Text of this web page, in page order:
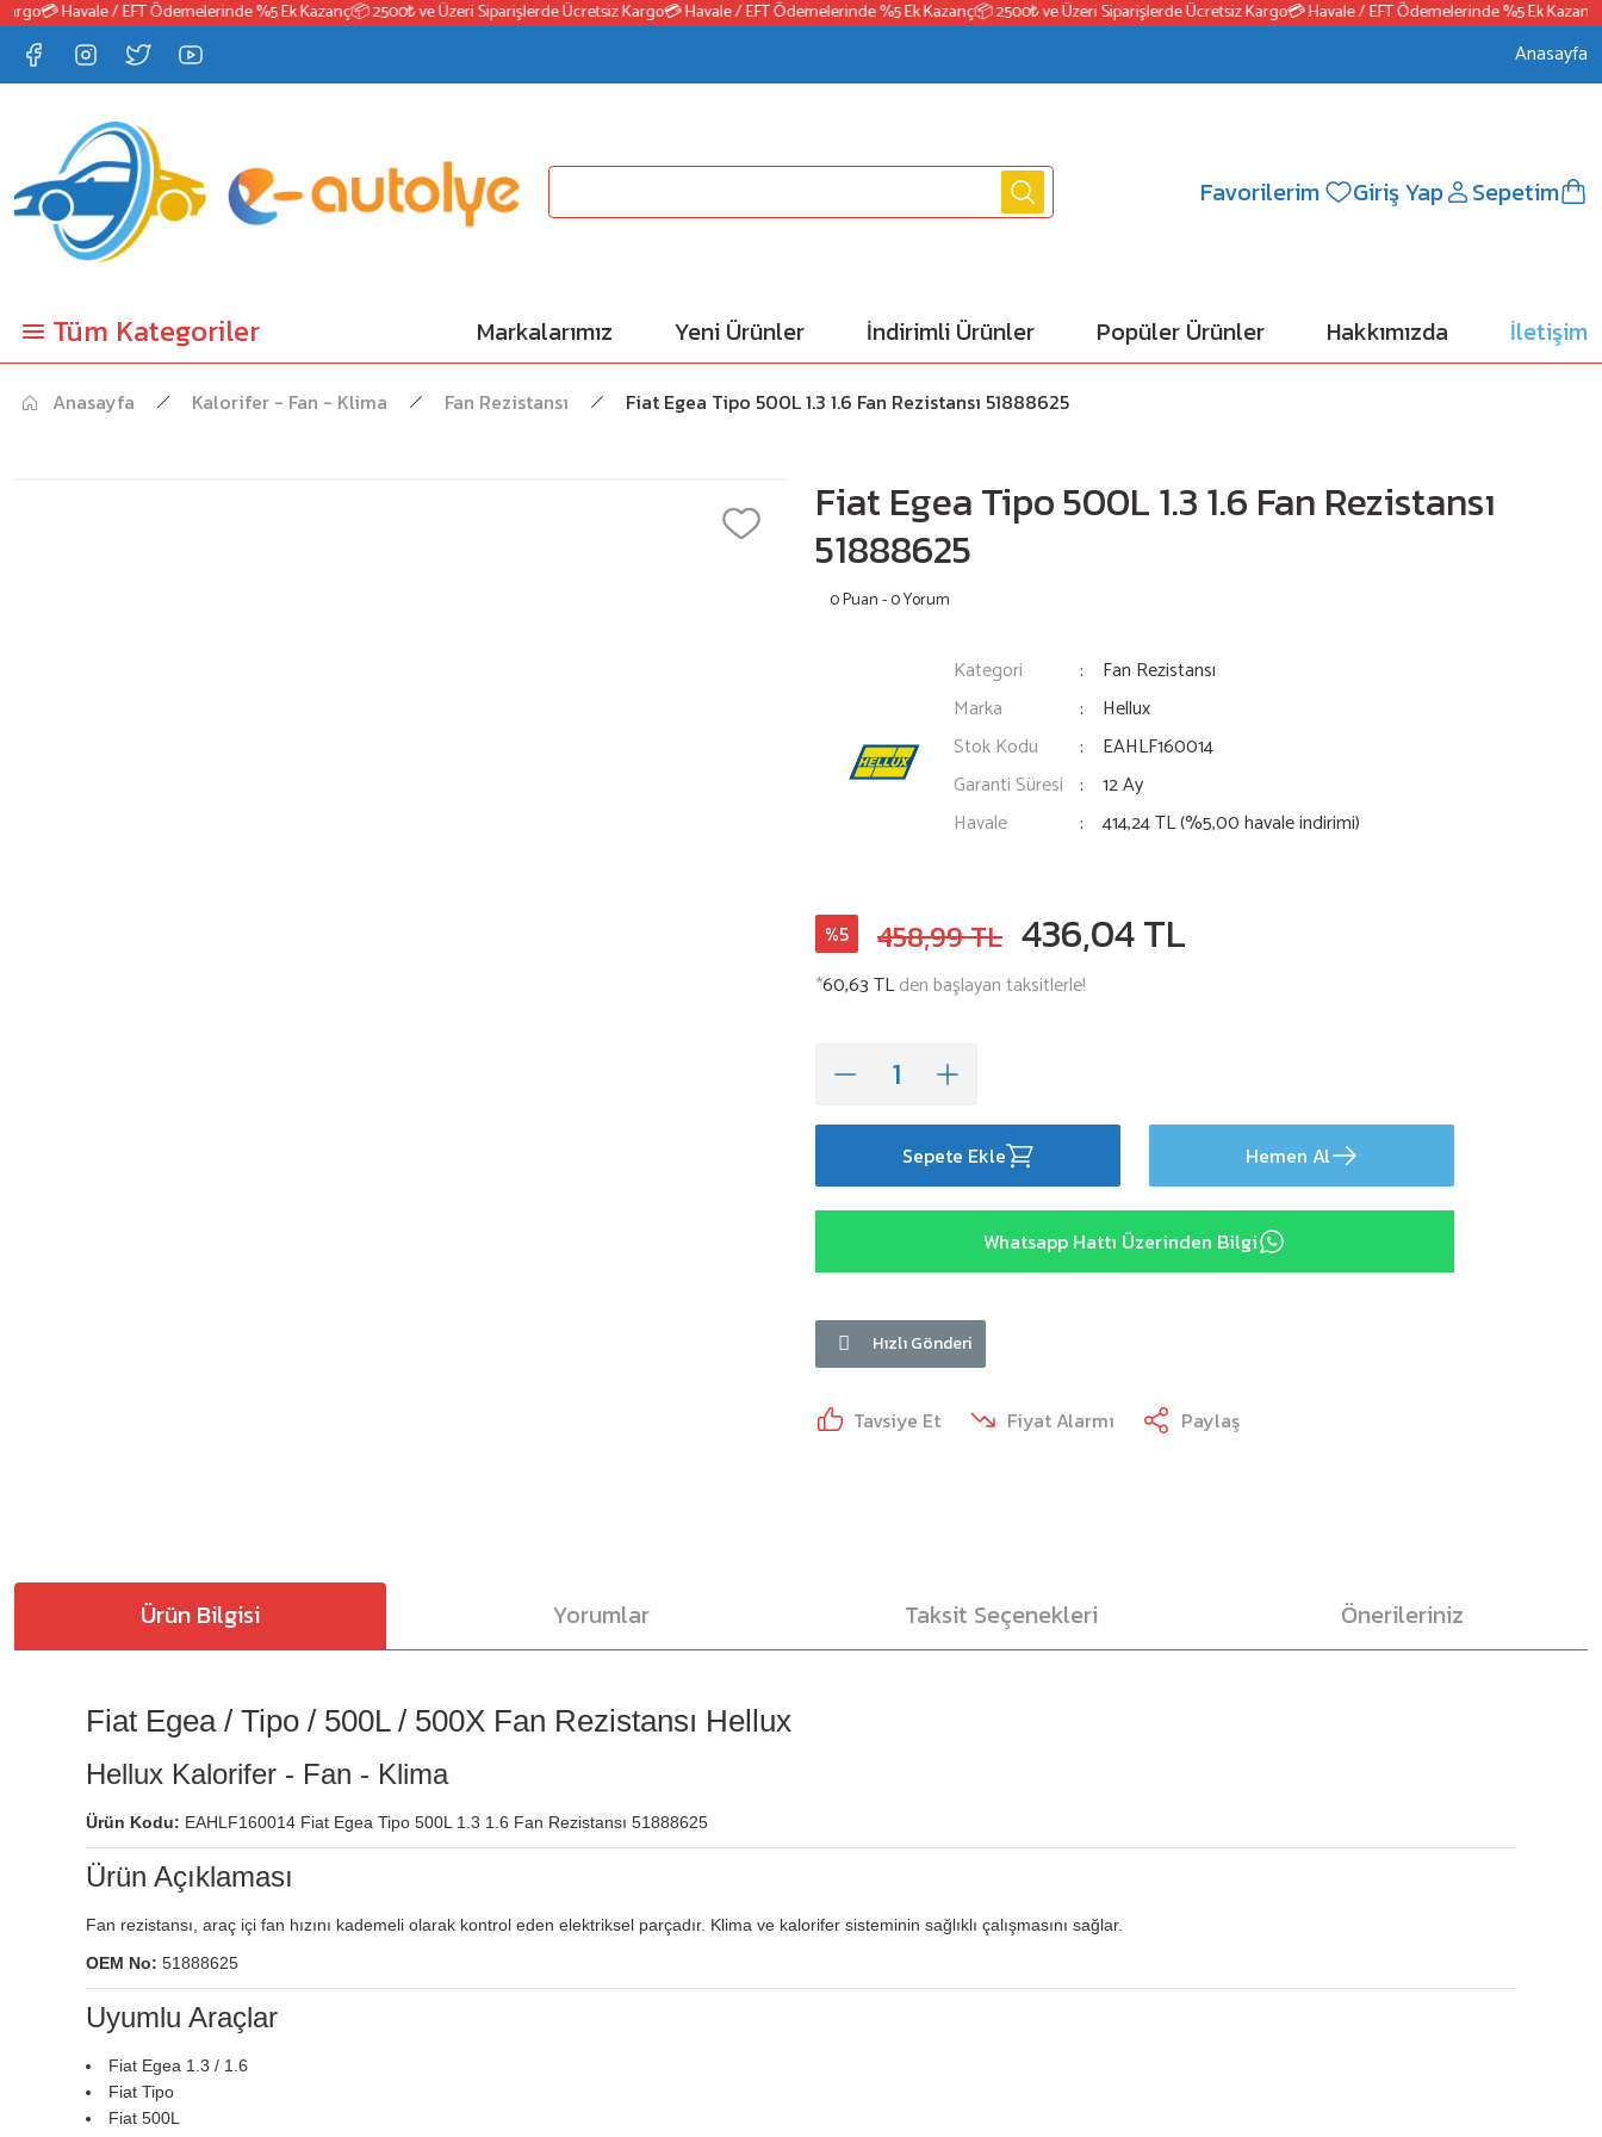
💳 Havale / EFT Ödemelerinde %5 Ek Kazanç📦 2500₺ ve Üzeri Siparişlerde Ücretsiz Kargo💳 Havale / EFT Ödemelerinde %5 Ek Kazanç📦 2500₺ ve Üzeri Siparişlerde Ücretsiz Kargo💳 Havale / EFT Ödemelerinde %5 Ek Kazanç
Anasayfa
Favorilerim Giriş Yap Sepetim
Tüm Kategoriler Markalarımız Yeni Ürünler İndirimli Ürünler Popüler Ürünler Hakkımızda İletişim
Anasayfa Kalorifer - Fan - Klima Fan Rezistansı Fiat Egea Tipo 500L 1.3 1.6 Fan Rezistansı 51888625
Fiat Egea Tipo 500L 1.3 1.6 Fan Rezistansı
51888625
0 Puan - 0 Yorum
Kategori
Fan Rezistansı
Marka
Hellux
Stok Kodu
EAHLF160014
Garanti Süresi
12 Ay
Havale
414,24 TL (%5,00 havale indirimi)
%5 458,99 TL 436,04 TL
*60,63 TLden başlayan taksitlerle!
Sepete Ekle Hemen Al
Whatsapp Hattı Üzerinden Bilgi
Hızlı Gönderi
Tavsiye Et Fiyat Alarmı Paylaş
Ürün Bilgisi Yorumlar Taksit Seçenekleri Önerileriniz
Fiat Egea / Tipo / 500L / 500X Fan Rezistansı Hellux
Hellux Kalorifer - Fan - Klima
Ürün Kodu: EAHLF160014 Fiat Egea Tipo 500L 1.3 1.6 Fan Rezistansı 51888625
Ürün Açıklaması
Fan rezistansı, araç içi fan hızını kademeli olarak kontrol eden elektriksel parçadır. Klima ve kalorifer sisteminin sağlıklı çalışmasını sağlar.
OEM No: 51888625
Uyumlu Araçlar
Fiat Egea 1.3 / 1.6
Fiat Tipo
Fiat 500L